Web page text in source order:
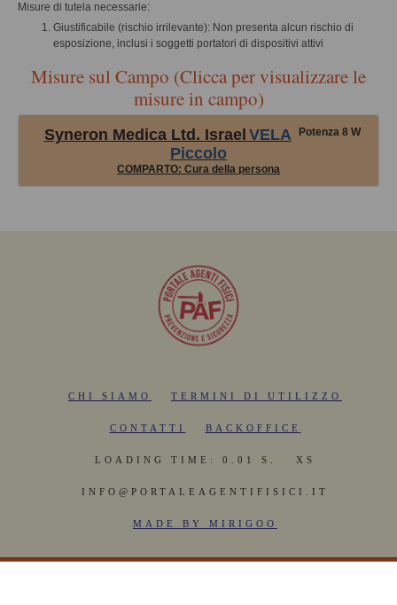
Misure di tutela necessarie:
Giustificabile (rischio irrilevante): Non presenta alcun rischio di
esposizione, inclusi i soggetti portatori di dispositivi attivi
Misure sul Campo (Clicca per visualizzare le
misure in campo)
Potenza 8 W
Syneron Medica Ltd. Israel VELA
Piccolo
COMPARTO: Cura della persona
CHI SIAMO TERMINI DI UTILIZZO
CONTATTI BACKOFFICE
LOADING TIME: 0.01 S. XS
INFO@PORTALEAGENTIFISICI.IT
MADE BY MIRIGOO